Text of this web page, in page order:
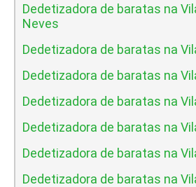
Dedetizadora de baratas na
Neves
Dedetizadora de baratas na
Dedetizadora de baratas na
Dedetizadora de baratas na
Dedetizadora de baratas na
Dedetizadora de baratas na
Dedetizadora de baratas na